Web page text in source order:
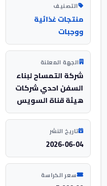
التصنيف
منتجات غذائية
ووجبات
الجهة المعلنة
شركة التمساح لبناء
السفن احدي شركات
هيئة قناة السويس
تاريخ النشر
2026-06-04
سعر الكراسة